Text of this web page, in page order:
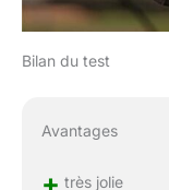
Bilan du test
Avantages
très jolie